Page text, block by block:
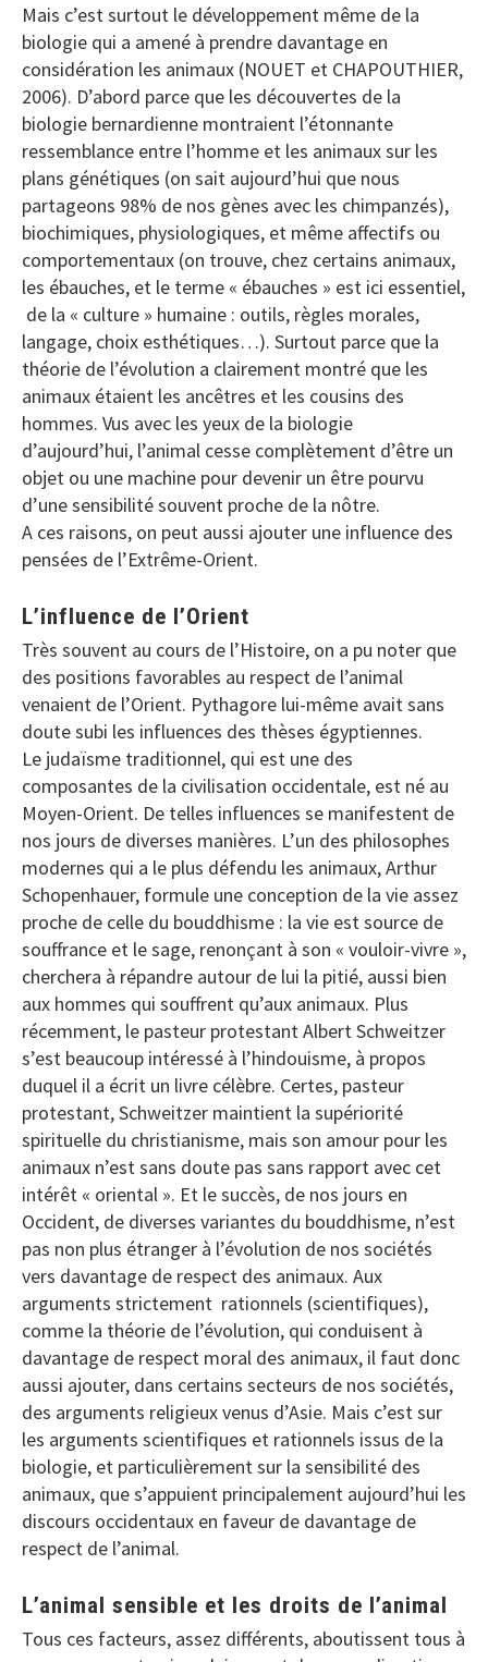
Mais c’est surtout le développement même de la
biologie qui a amené à prendre davantage en
considération les animaux (NOUET et CHAPOUTHIER,
2006). D’abord parce que les découvertes de la
biologie bernardienne montraient l’étonnante
ressemblance entre l’homme et les animaux sur les
plans génétiques (on sait aujourd’hui que nous
partageons 98% de nos gènes avec les chimpanzés),
biochimiques, physiologiques, et même affectifs ou
comportementaux (on trouve, chez certains animaux,
les ébauches, et le terme « ébauches » est ici essentiel,
de la « culture » humaine : outils, règles morales,
langage, choix esthétiques…). Surtout parce que la
théorie de l’évolution a clairement montré que les
animaux étaient les ancêtres et les cousins des
hommes. Vus avec les yeux de la biologie
d’aujourd’hui, l’animal cesse complètement d’être un
objet ou une machine pour devenir un être pourvu
d’une sensibilité souvent proche de la nôtre.
A ces raisons, on peut aussi ajouter une influence des
pensées de l’Extrême-Orient.
L’influence de l’Orient
Très souvent au cours de l’Histoire, on a pu noter que
des positions favorables au respect de l’animal
venaient de l’Orient. Pythagore lui-même avait sans
doute subi les influences des thèses égyptiennes.
Le judaïsme traditionnel, qui est une des
composantes de la civilisation occidentale, est né au
Moyen-Orient. De telles influences se manifestent de
nos jours de diverses manières. L’un des philosophes
modernes qui a le plus défendu les animaux, Arthur
Schopenhauer, formule une conception de la vie assez
proche de celle du bouddhisme : la vie est source de
souffrance et le sage, renonçant à son « vouloir-vivre »,
cherchera à répandre autour de lui la pitié, aussi bien
aux hommes qui souffrent qu’aux animaux. Plus
récemment, le pasteur protestant Albert Schweitzer
s’est beaucoup intéressé à l’hindouisme, à propos
duquel il a écrit un livre célèbre. Certes, pasteur
protestant, Schweitzer maintient la supériorité
spirituelle du christianisme, mais son amour pour les
animaux n’est sans doute pas sans rapport avec cet
intérêt « oriental ». Et le succès, de nos jours en
Occident, de diverses variantes du bouddhisme, n’est
pas non plus étranger à l’évolution de nos sociétés
vers davantage de respect des animaux. Aux
arguments strictement rationnels (scientifiques),
comme la théorie de l’évolution, qui conduisent à
davantage de respect moral des animaux, il faut donc
aussi ajouter, dans certains secteurs de nos sociétés,
des arguments religieux venus d’Asie. Mais c’est sur
les arguments scientifiques et rationnels issus de la
biologie, et particulièrement sur la sensibilité des
animaux, que s’appuient principalement aujourd’hui les
discours occidentaux en faveur de davantage de
respect de l’animal.
L’animal sensible et les droits de l’animal
Tous ces facteurs, assez différents, aboutissent tous à